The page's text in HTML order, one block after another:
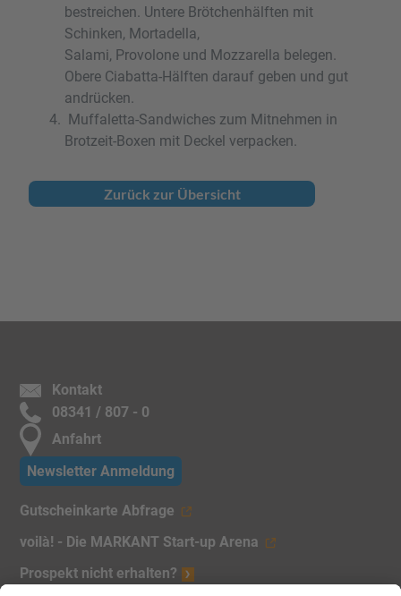
bestreichen. Untere Brötchenhälften mit
Schinken, Mortadella,
Salami, Provolone und Mozzarella belegen.
Obere Ciabatta-Hälften darauf geben und gut
andrücken.
Muffaletta-Sandwiches zum Mitnehmen in
Brotzeit-Boxen mit Deckel verpacken.
Zurück zur Übersicht
Kontakt
08341 / 807 - 0
Anfahrt
Newsletter Anmeldung
Gutscheinkarte Abfrage
voilà! - Die MARKANT Start-up Arena
Prospekt nicht erhalten?